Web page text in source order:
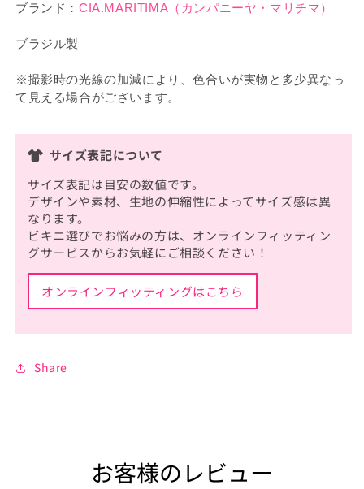
ブランド： CIA.MARITIMA（カンパニーヤ・マリチマ）
ブラジル製
※撮影時の光線の加減により、色合いが実物と多少異なっ
て見える場合がございます。
サイズ表記について
サイズ表記は目安の数値です。
デザインや素材、生地の伸縮性によってサイズ感は異
なります。
ビキニ選びでお悩みの方は、オンラインフィッティン
グサービスからお気軽にご相談ください！
オンラインフィッティングはこちら
Share
お客様のレビュー